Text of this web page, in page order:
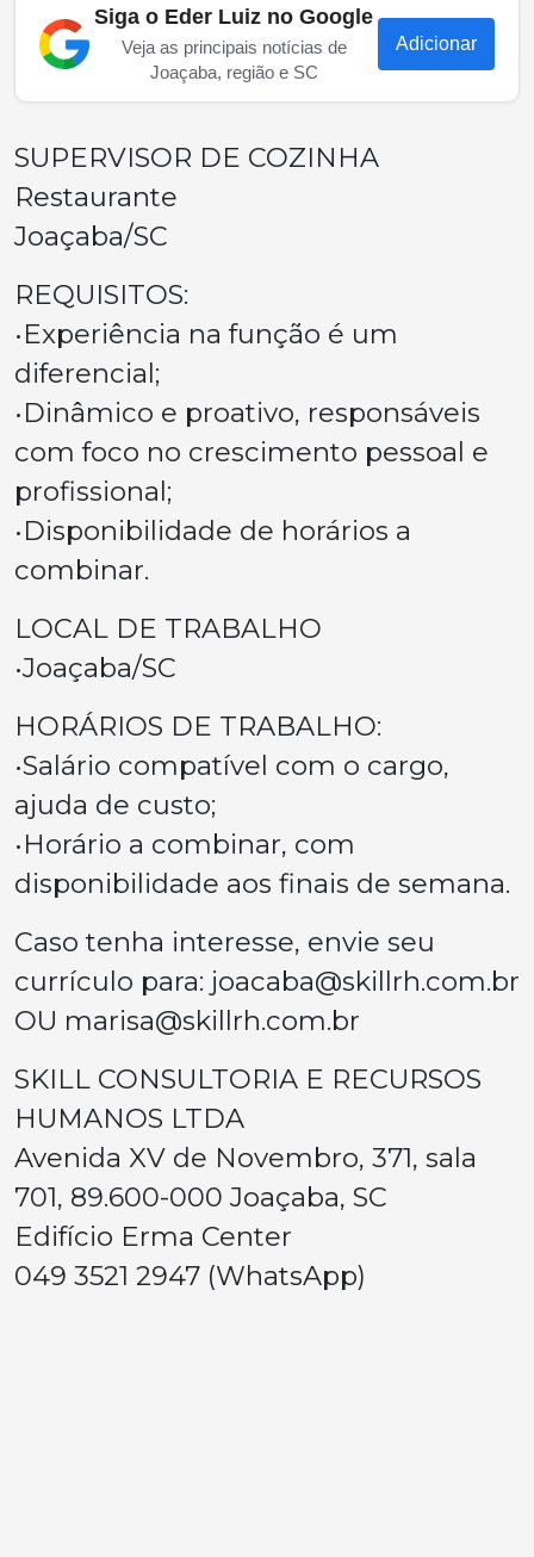
Siga o Eder Luiz no Google
Veja as principais notícias de
Joaçaba, região e SC
Adicionar
SUPERVISOR DE COZINHA
Restaurante
Joaçaba/SC
REQUISITOS:
•Experiência na função é um
diferencial;
•Dinâmico e proativo, responsáveis
com foco no crescimento pessoal e
profissional;
•Disponibilidade de horários a
combinar.
LOCAL DE TRABALHO
•Joaçaba/SC
HORÁRIOS DE TRABALHO:
•Salário compatível com o cargo,
ajuda de custo;
•Horário a combinar, com
disponibilidade aos finais de semana.
Caso tenha interesse, envie seu
currículo para: joacaba@skillrh.com.br
OU marisa@skillrh.com.br
SKILL CONSULTORIA E RECURSOS
HUMANOS LTDA
Avenida XV de Novembro, 371, sala
701, 89.600-000 Joaçaba, SC
Edifício Erma Center
049 3521 2947 (WhatsApp)